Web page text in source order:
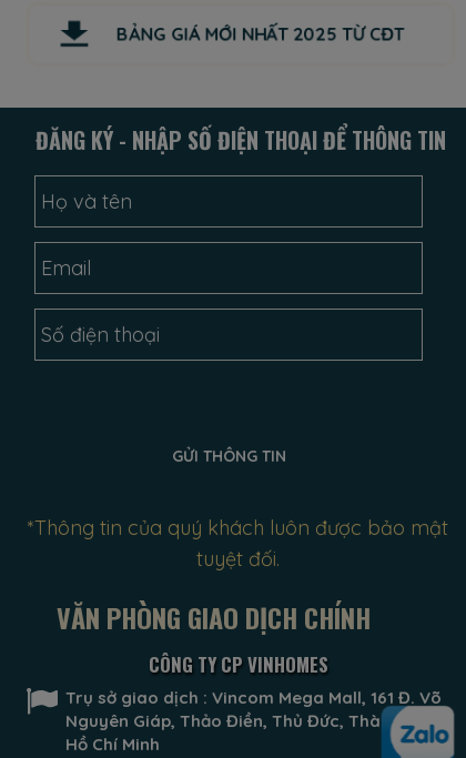
BẢNG GIÁ MỚI NHẤT 2025 TỪ CĐT
Trụ sở giao dịch : Vincom Mega Mall, 161 Đ. Võ
Nguyên Giáp, Thảo Điền, Thủ Đức, Thành phố
Hồ Chí Minh
VĂN PHÒNG GIAO DỊCH CHÍNH
CÔNG TY CP VINHOMES
ĐĂNG KÝ - NHẬP SỐ ĐIỆN THOẠI ĐỂ THÔNG TIN
*Thông tin của quý khách luôn được bảo mật
tuyệt đối.
GỬI THÔNG TIN